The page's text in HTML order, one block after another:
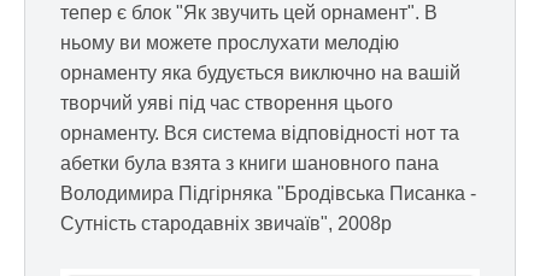
тепер є блок "Як звучить цей орнамент". В
ньому ви можете прослухати мелодію
орнаменту яка будується виключно на вашій
творчий уяві під час створення цього
орнаменту. Вся система відповідності нот та
абетки була взята з книги шановного пана
Володимира Підгірняка "Бродівська Писанка -
Сутність стародавніх звичаїв", 2008р